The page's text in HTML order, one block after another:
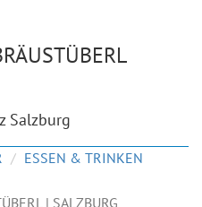
Salzburg
ESSEN & TRINKEN
| SALZBURG